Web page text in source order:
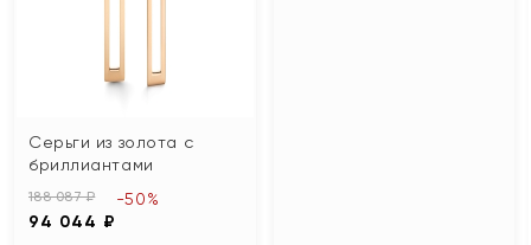
Серьги из золота с
бриллиантами
188 087 ₽
94 044 ₽
-50%